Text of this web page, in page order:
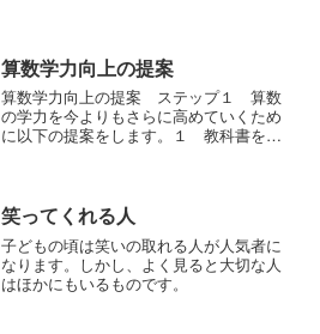
算数学力向上の提案
算数学力向上の提案 ステップ１ 算数
の学力を今よりもさらに高めていくため
に以下の提案をします。１ 教科書を使
る。（２）教師の教材研究に...
笑ってくれる人
子どもの頃は笑いの取れる人が人気者に
なります。しかし、よく見ると大切な人
はほかにもいるものです。